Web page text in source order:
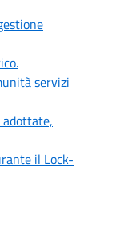
servizi
adottate,
il Lock-